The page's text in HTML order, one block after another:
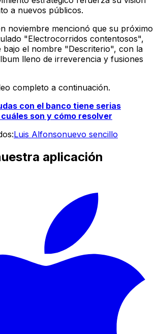
a nuevos públicos.
noviembre mencionó que su próximo
"Electrocorridos contentosos",
bajo el nombre "Descriterio", con la
lleno de irreverencia y fusiones
completo a continuación.
con el banco tiene serias
son y cómo resolver
Luis Alfonsonuevo sencillo
aplicación